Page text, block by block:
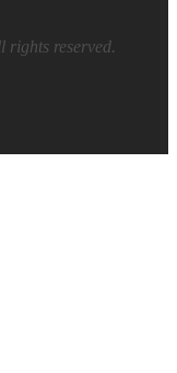
rights reserved.